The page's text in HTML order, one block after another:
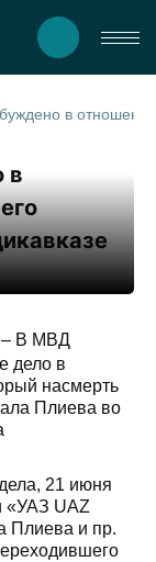
в
– В МВД
дело в
насмерть
Плиева во
21 июня
«УАЗ UAZ
Плиева и пр.